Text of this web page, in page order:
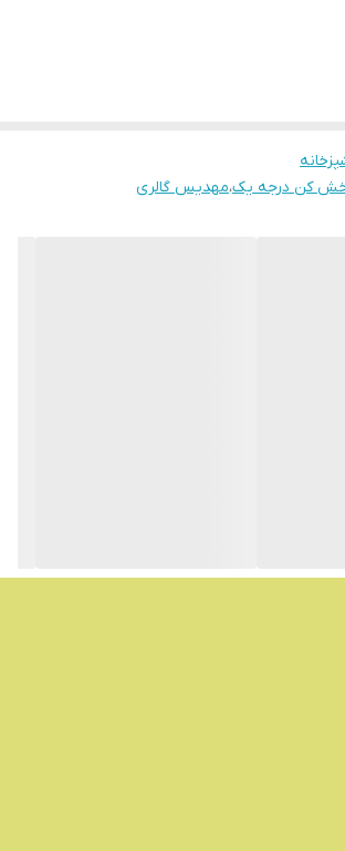
کن درجه یک،مهدیس گالری